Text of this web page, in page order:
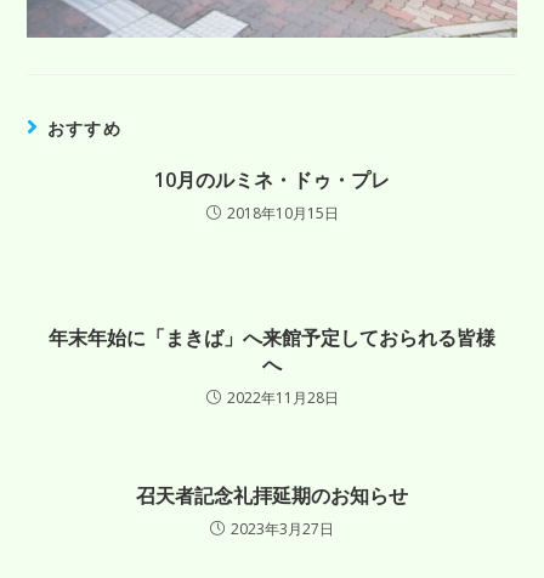
おすすめ
10月のルミネ・ドゥ・プレ
2018年10月15日
年末年始に「まきば」へ来館予定しておられる皆様
へ
2022年11月28日
召天者記念礼拝延期のお知らせ
2023年3月27日